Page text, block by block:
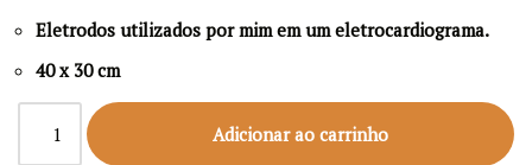
Eletrodos utilizados por mim em um eletrocardiograma.
40 x 30 cm
Adicionar ao carrinho